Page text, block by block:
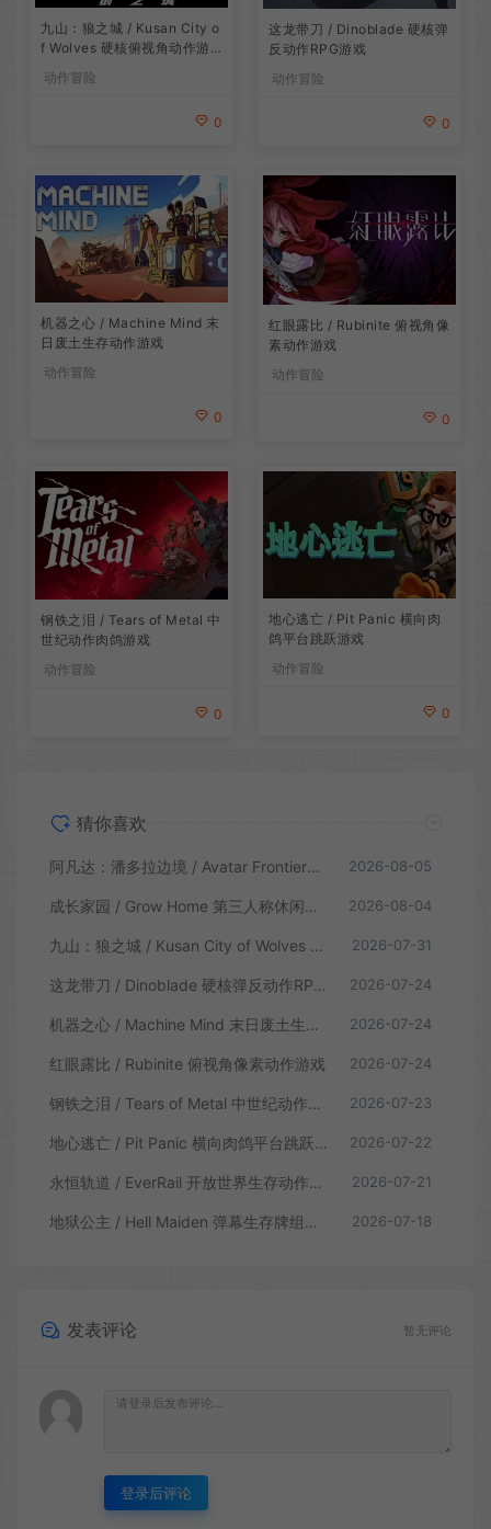
九山：狼之城 / Kusan City o
f Wolves 硬核俯视角动作游
动作冒险
0
这龙带刀 / Dinoblade 硬核弹
反动作RPG游戏
动作冒险
0
机器之心 / Machine Mind 末
日废土生存动作游戏
动作冒险
0
红眼露比 / Rubinite 俯视角像
素动作游戏
动作冒险
0
钢铁之泪 / Tears of Metal 中
世纪动作肉鸽游戏
动作冒险
0
地心逃亡 / Pit Panic 横向肉
鸽平台跳跃游戏
动作冒险
0
猜你喜欢
阿凡达：潘多拉边境 / Avatar Frontiers of Pandora 开放世界冒险游戏 2026-08-05
成长家园 / Grow Home 第三人称休闲动作游戏 2026-08-04
九山：狼之城 / Kusan City of Wolves 硬核俯视角动作游戏 2026-07-31
这龙带刀 / Dinoblade 硬核弹反动作RPG游戏 2026-07-24
机器之心 / Machine Mind 末日废土生存动作游戏 2026-07-24
红眼露比 / Rubinite 俯视角像素动作游戏 2026-07-24
钢铁之泪 / Tears of Metal 中世纪动作肉鸽游戏 2026-07-23
地心逃亡 / Pit Panic 横向肉鸽平台跳跃游戏 2026-07-22
永恒轨道 / EverRail 开放世界生存动作游戏 2026-07-21
地狱公主 / Hell Maiden 弹幕生存牌组动作游戏 2026-07-18
发表评论 暂无评论
登录后评论